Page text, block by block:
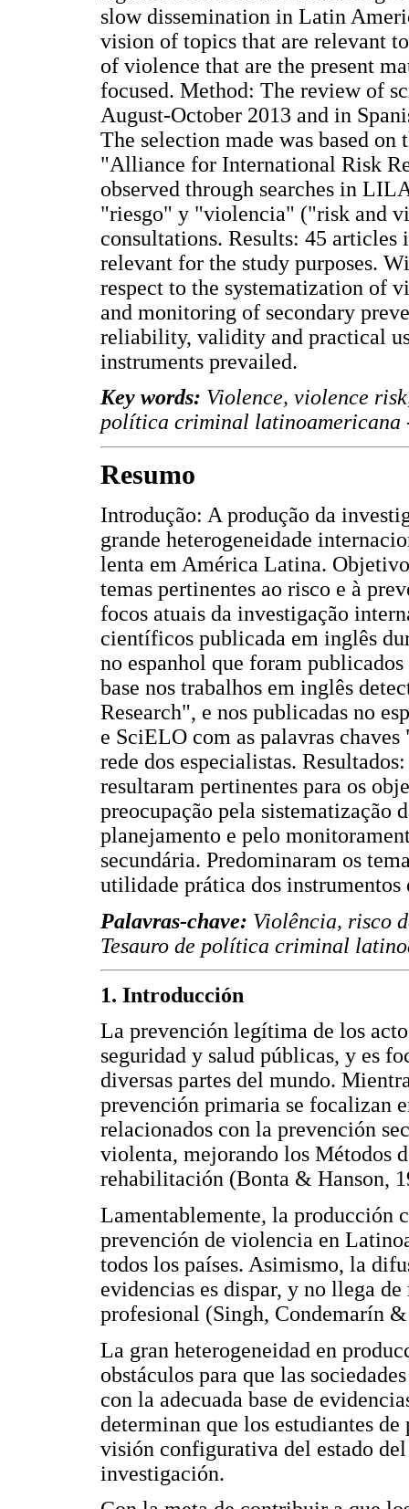
slow dissemination in Latin
vision of topics that are relevant
of violence that are the present
focused. Method: The review of
August-October 2013 and in
The selection made was based
"Alliance for International Risk
observed through searches in
"riesgo" y "violencia" ("risk and
consultations. Results: 45 articles
relevant for the study purposes.
respect to the systematization of
and monitoring of secondary
reliability, validity and practical
instruments prevailed.
Key words: Violence, violence
política criminal latinoamericana
Resumo
Introdução: A produção da
grande heterogeneidade
lenta em América Latina.
temas pertinentes ao risco e à
focos atuais da investigação
científicos publicada em inglês
no espanhol que foram
base nos trabalhos em inglês
Research", e nos publicadas no
e SciELO com as palavras
rede dos especialistas.
resultaram pertinentes para os
preocupação pela sistematização
planejamento e pelo
secundária. Predominaram os
utilidade prática dos
Palavras-chave: Violência, risco
Tesauro de política criminal
1. Introducción
La prevención legítima de los
seguridad y salud públicas, y es
diversas partes del mundo.
prevención primaria se focalizan
relacionados con la prevención
violenta, mejorando los Métodos
rehabilitación (Bonta & Hanson,
Lamentablemente, la producción
prevención de violencia en
todos los países. Asimismo, la
evidencias es dispar, y no llega
profesional (Singh, Condemarín
La gran heterogeneidad en
obstáculos para que las
con la adecuada base de
determinan que los estudiantes
visión configurativa del estado
investigación.